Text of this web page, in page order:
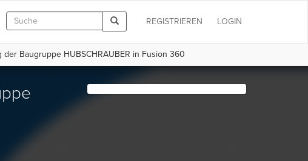
LOGIN
REGISTRIEREN
Baugruppe HUBSCHRAUBER in Fusion 360